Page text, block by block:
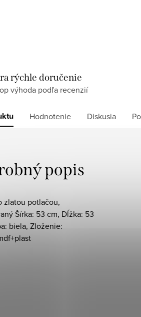
rýchle doručenie
výhoda podľa recenzií
Hodnotenie Diskusia
popis
zlatou potlačou,
Šírka: 53 cm, Dĺžka: 53
biela, Zloženie: